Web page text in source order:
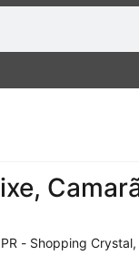
- Shopping